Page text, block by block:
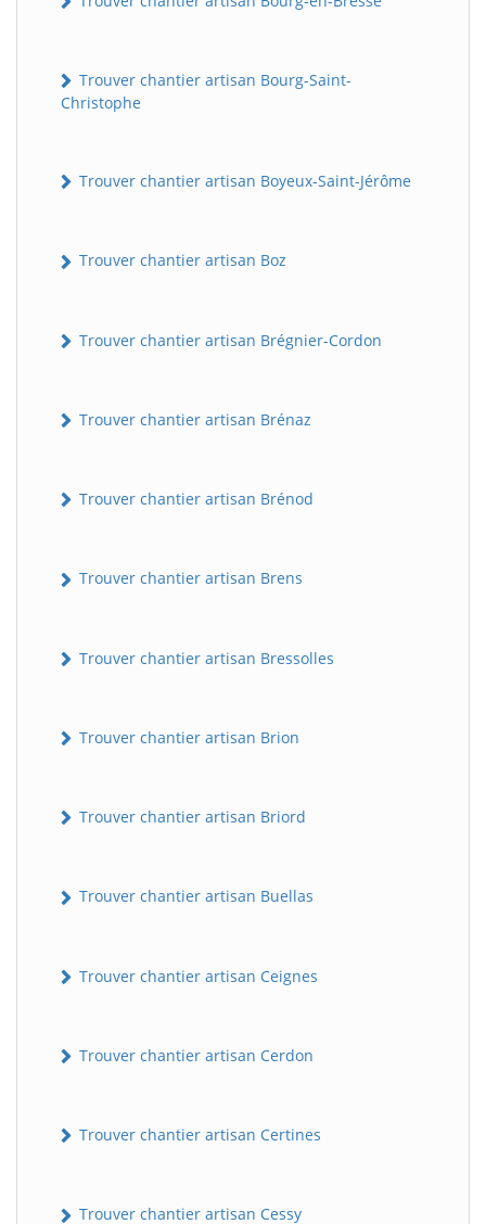
Trouver chantier artisan Bourg-Saint-
Christophe
Trouver chantier artisan Boyeux-Saint-Jérôme
Trouver chantier artisan Boz
Trouver chantier artisan Brégnier-Cordon
Trouver chantier artisan Brénaz
Trouver chantier artisan Brénod
Trouver chantier artisan Brens
Trouver chantier artisan Bressolles
Trouver chantier artisan Brion
Trouver chantier artisan Briord
Trouver chantier artisan Buellas
Trouver chantier artisan Ceignes
Trouver chantier artisan Cerdon
Trouver chantier artisan Certines
Trouver chantier artisan Cessy